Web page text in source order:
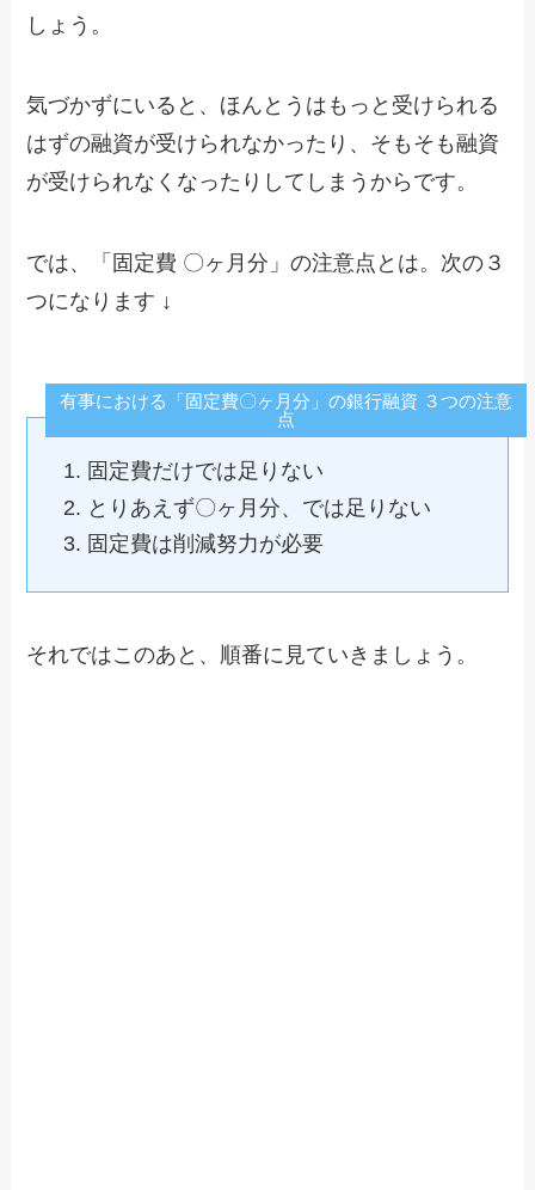
しょう。
気づかずにいると、ほんとうはもっと受けられる
はずの融資が受けられなかったり、そもそも融資
が受けられなくなったりしてしまうからです。
では、「固定費 〇ヶ月分」の注意点とは。次の３
つになります ↓
有事における「固定費〇ヶ月分」の銀行融資 ３つの注意
点
固定費だけでは足りない
とりあえず〇ヶ月分、では足りない
固定費は削減努力が必要
それではこのあと、順番に見ていきましょう。